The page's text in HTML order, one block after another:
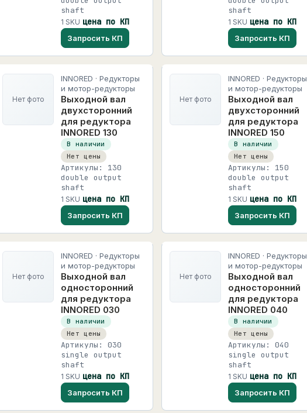
shaft
1 SKU цена по КП
Запросить КП
shaft
1 SKU цена по КП
Запросить КП
Нет фото
INNORED · Редукторы
и мотор-редукторы
Выходной вал
двухсторонний
для редуктора
INNORED 130
В наличии
Нет цены
Артикулы: 130
double output
shaft
1 SKU цена по КП
Запросить КП
Нет фото
INNORED · Редукторы
и мотор-редукторы
Выходной вал
двухсторонний
для редуктора
INNORED 150
В наличии
Нет цены
Артикулы: 150
double output
shaft
1 SKU цена по КП
Запросить КП
Нет фото
INNORED · Редукторы
и мотор-редукторы
Выходной вал
односторонний
для редуктора
INNORED 030
В наличии
Нет цены
Артикулы: 030
single output
shaft
1 SKU цена по КП
Запросить КП
Нет фото
INNORED · Редукторы
и мотор-редукторы
Выходной вал
односторонний
для редуктора
INNORED 040
В наличии
Нет цены
Артикулы: 040
single output
shaft
1 SKU цена по КП
Запросить КП